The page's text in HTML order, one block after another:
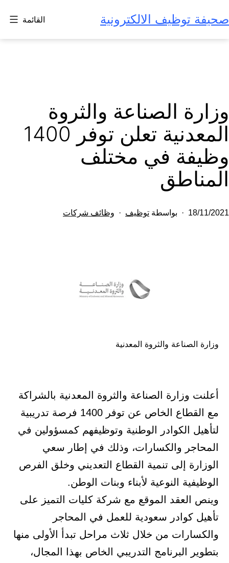
إلى
المحتوى
صحيفة توظيف الالكترونية القائمة
وزارة الصناعة والثروة
المعدنية تعلن توفر 1400
وظيفة في مختلف
المناطق
تم
18/11/2021 بواسطة توظيف
مصنف
وظائف شركات
وزارة الصناعة والثروة المعدنية
أعلنت وزارة الصناعة والثروة المعدنية بالشراكة
مع القطاع الخاص عن توفر 1400 فرصة تدريبية
لتأهيل الكوادر الوطنية وتوظيفهم كمسؤولين في
المحاجر والكسارات، وذلك في إطار سعي
الوزارة إلى تنمية القطاع التعديني وخلق الفرص
الوظيفية النوعية لأبناء وبنات الوطن.
وينص العقد الموقع مع شركة كليات التميز على
تأهيل كوادر سعودية للعمل في المحاجر
والكسارات من خلال ثلاث مراحل تبدأ الأولى منها
بتطوير البرنامج التدريبي الخاص بهذا المجال،